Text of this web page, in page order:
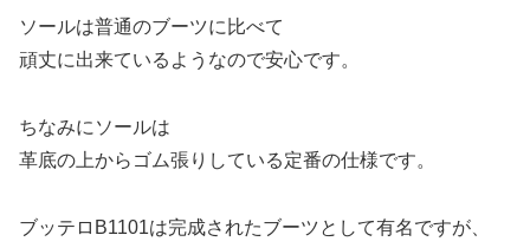
ソールは普通のブーツに比べて
頑丈に出来ているようなので安心です。
ちなみにソールは
革底の上からゴム張りしている定番の仕様です。
ブッテロB1101は完成されたブーツとして有名ですが、